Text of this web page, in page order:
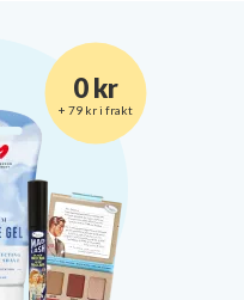
0 kr
+ 79 kr i frakt